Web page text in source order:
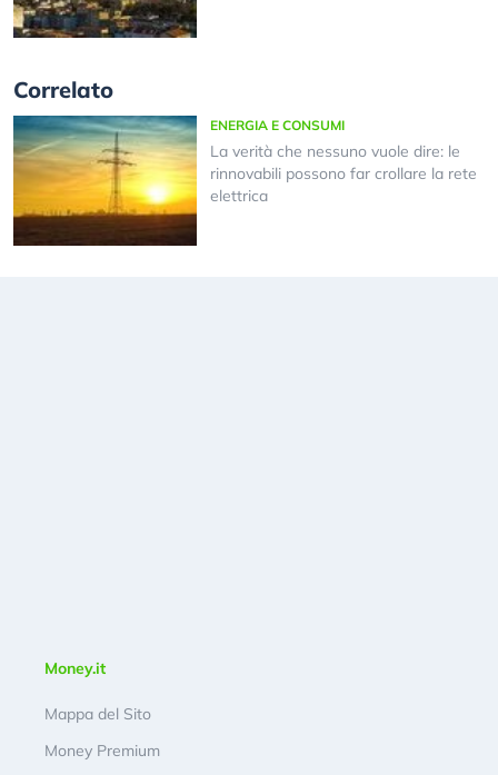
Correlato
ENERGIA E CONSUMI
La verità che nessuno vuole dire: le
rinnovabili possono far crollare la rete
elettrica
Money.it
Mappa del Sito
Money Premium